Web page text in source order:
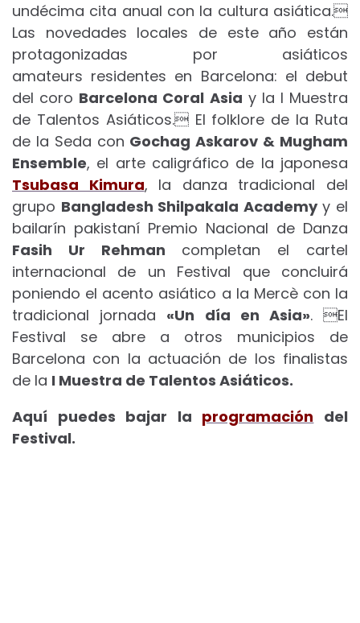
undécima cita anual con la cultura asiática.
Las novedades locales de este año están
protagonizadas por asiáticos
amateurs residentes en Barcelona: el debut
del coro Barcelona Coral Asia y la I Muestra
de Talentos Asiáticos. El folklore de la Ruta
de la Seda con Gochag Askarov & Mugham
Ensemble, el arte caligráfico de la japonesa
Tsubasa Kimura, la danza tradicional del
grupo Bangladesh Shilpakala Academyy el
bailarín pakistaní Premio Nacional de Danza
Fasih Ur Rehman completan el cartel
internacional de un Festival que concluirá
poniendo el acento asiático a la Mercè con la
tradicional jornada «Un día en Asia». El
Festival se abre a otros municipios de
Barcelona con la actuación de los finalistas
de la I Muestra de Talentos Asiáticos.
Aquí puedes bajar la programación del
Festival.